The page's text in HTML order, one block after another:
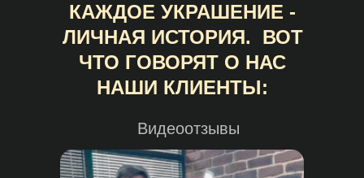
КАЖДОЕ УКРАШЕНИЕ -
ЛИЧНАЯ ИСТОРИЯ. ВОТ
ЧТО ГОВОРЯТ О НАС
НАШИ КЛИЕНТЫ:
Видеоотзывы